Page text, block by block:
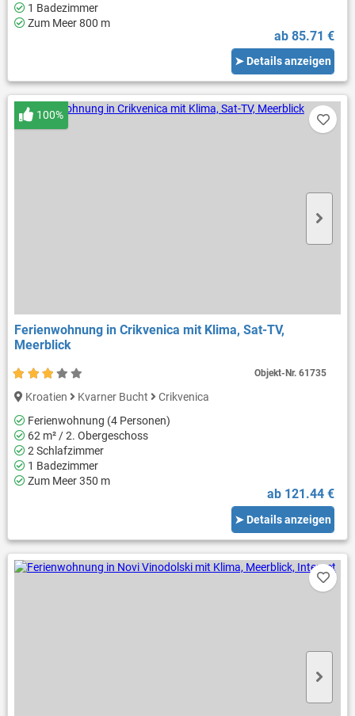
1 Badezimmer
Zum Meer 800 m
ab 85.71 €
➤ Details anzeigen
Ferienwohnung in Crikvenica mit Klima, Sat-TV,
Meerblick
100%
Kroatien Kvarner Bucht
Crikvenica
Ferienwohnung (4 Personen)
62 m² / 2. Obergeschoss
2 Schlafzimmer
1 Badezimmer
Zum Meer 350 m
ab 121.44 €
➤ Details anzeigen
Objekt-Nr.61735